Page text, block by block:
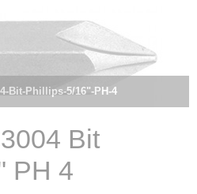
Bit-Phillips-5/16"-PH-4
Bit
PH 4